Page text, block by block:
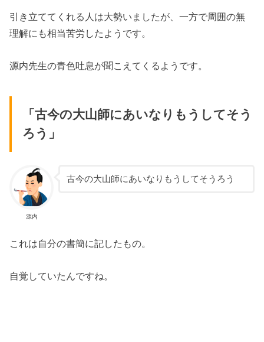
引き立ててくれる人は大勢いましたが、一方で周囲の無
理解にも相当苦労したようです。
源内先生の青色吐息が聞こえてくるようです。
「古今の大山師にあいなりもうしてそう
ろう」
源内
古今の大山師にあいなりもうしてそうろう
これは自分の書簡に記したもの。
自覚していたんですね。